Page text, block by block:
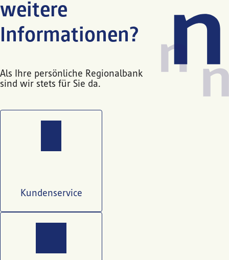
weitere
Informationen?
Als Ihre persönliche Regionalbank
sind wir stets für Sie da.
Kundenservice